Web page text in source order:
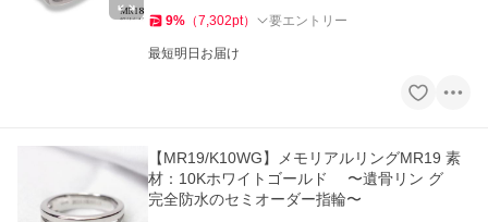
9% （7,302pt） 要エントリー
最短明日お届け
【MR19/K10WG】メモリアルリングMR19 素
材：10Kホワイトゴールド 〜遺骨リン グ
完全防水のセミオーダー指輪〜